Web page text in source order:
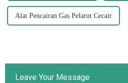
Alat Pencairan Gas Pelarut Cecair
Leave Your Message